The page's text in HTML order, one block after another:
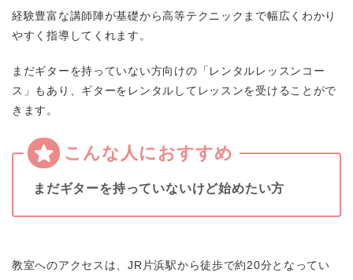
経験豊富な講師陣が基礎から高等テクニックまで幅広くわかり
やすく指導してくれます。
まだギターを持っていない方向けの「レンタルレッスンコー
ス」もあり、ギターをレンタルしてレッスンを受けることがで
きます。
まだギターを持っていないけど始めたい方
教室へのアクセスは、JR片浜駅から徒歩で約20分となってい